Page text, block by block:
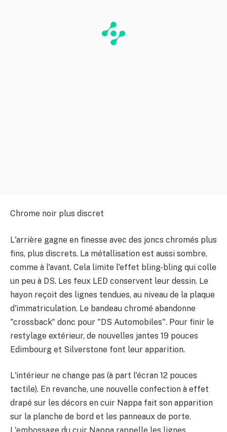
Chrome noir plus discret
L'arrière gagne en finesse avec des joncs chromés plus
fins, plus discrets. La métallisation est aussi sombre,
comme à l'avant. Cela limite l'effet bling-bling qui colle
un peu à DS. Les feux LED conservent leur dessin. Le
hayon reçoit des lignes tendues, au niveau de la plaque
d'immatriculation. Le bandeau chromé abandonne
"crossback" donc pour "DS Automobiles". Pour finir le
restylage extérieur, de nouvelles jantes 19 pouces
Edimbourg et Silverstone font leur apparition.
L'intérieur ne change pas (à part l'écran 12 pouces
tactile). En revanche, une nouvelle confection à effet
drapé sur les décors en cuir Nappa fait son apparition
sur la planche de bord et les panneaux de porte.